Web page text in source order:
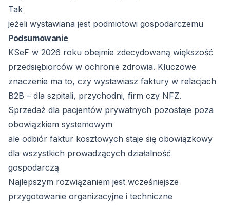
Tak
jeżeli wystawiana jest podmiotowi gospodarczemu
Podsumowanie
KSeF w 2026 roku obejmie zdecydowaną większość
przedsiębiorców w ochronie zdrowia. Kluczowe
znaczenie ma to, czy wystawiasz faktury w relacjach
B2B – dla szpitali, przychodni, firm czy NFZ.
Sprzedaż dla pacjentów prywatnych pozostaje poza
obowiązkiem systemowym
ale odbiór faktur kosztowych staje się obowiązkowy
dla wszystkich prowadzących działalność
gospodarczą
Najlepszym rozwiązaniem jest wcześniejsze
przygotowanie organizacyjne i techniczne